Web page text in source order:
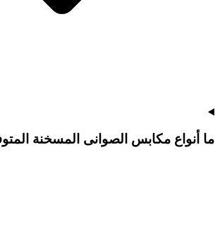
ما أنواع مكابس الصوانى المسخنة